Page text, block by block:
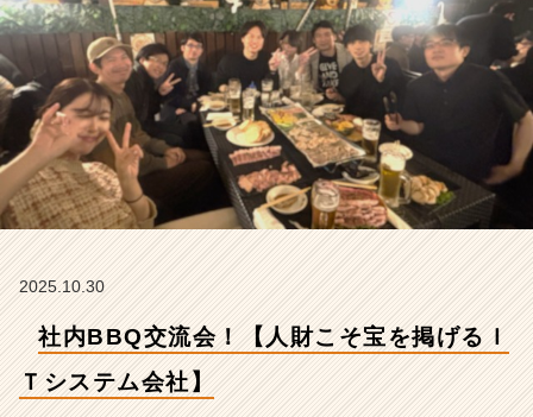
ム
会
社】
【株
式
会
ブ・
ア
イ
ク
の
2025.10.30
社内BBQ交流会！【人財こそ宝を掲げるＩ
Ｔシステム会社】